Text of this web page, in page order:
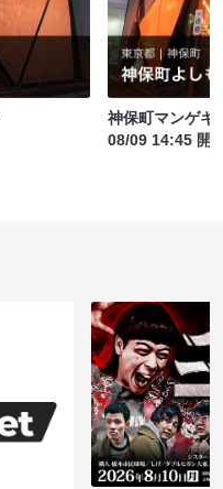
神保町マンゲキ
08/09 14:45 開